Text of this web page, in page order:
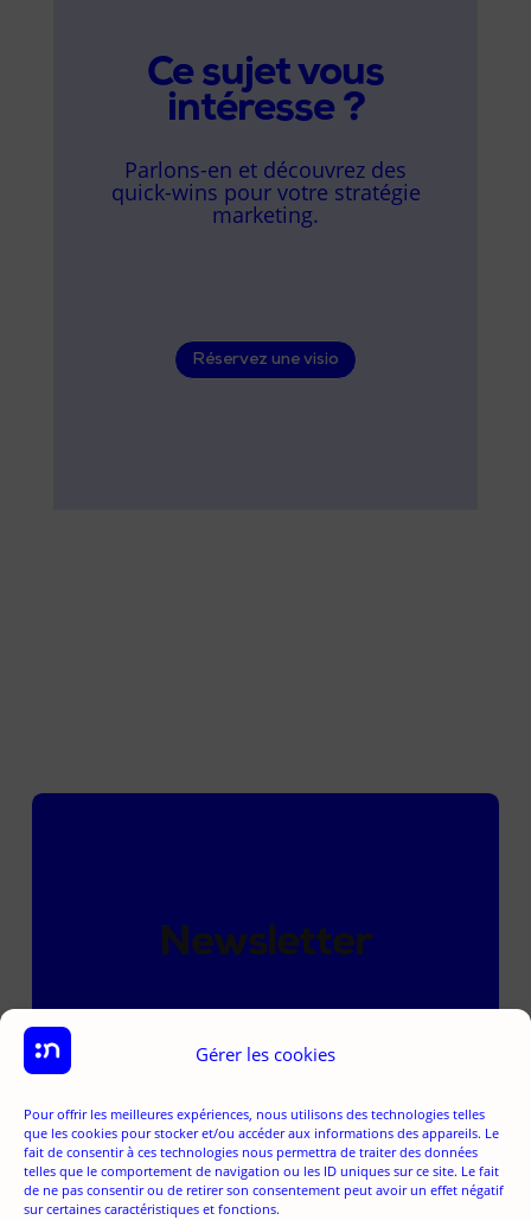
Gérer les cookies
Pour offrir les meilleures expériences, nous utilisons des technologies telles
que les cookies pour stocker et/ou accéder aux informations des appareils. Le
fait de consentir à ces technologies nous permettra de traiter des données
telles que le comportement de navigation ou les ID uniques sur ce site. Le fait
de ne pas consentir ou de retirer son consentement peut avoir un effet négatif
sur certaines caractéristiques et fonctions.
Ce sujet vous
intéresse ?
Parlons-en et découvrez des
quick-wins pour votre stratégie
marketing.
Réservez une visio
Newsletter